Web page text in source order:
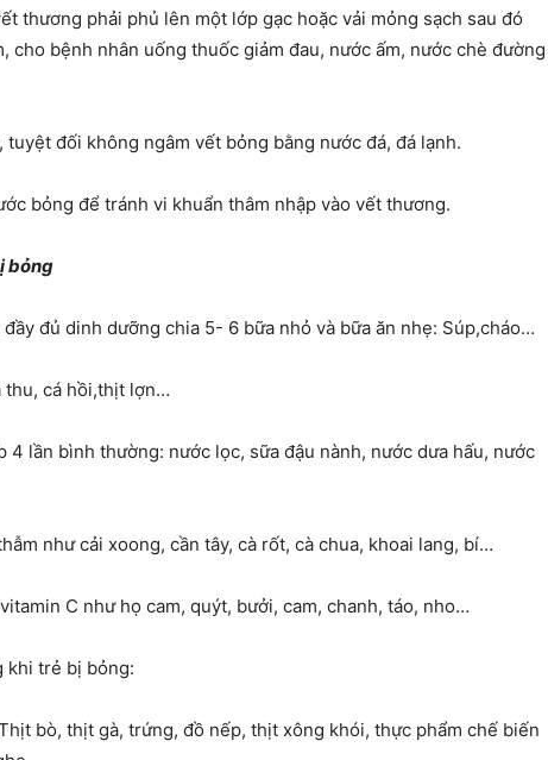
thương phải phủ lên một lớp gạc hoặc vải mỏng sạch sau đó
cho bệnh nhân uống thuốc giảm đau, nước ấm, nước chè đường
đối không ngâm vết bỏng bằng nước đá, đá lạnh.
bỏng để tránh vi khuẩn thâm nhập vào vết thương.
bỏng
đủ dinh dưỡng chia 5- 6 bữa nhỏ và bữa ăn nhẹ: Súp,cháo…
thu, cá hồi,thịt lợn…
4 lần bình thường: nước lọc, sữa đậu nành, nước dưa hấu, nước
như cải xoong, cần tây, cà rốt, cà chua, khoai lang, bí…
C như họ cam, quýt, bưởi, cam, chanh, táo, nho…
khi trẻ bị bỏng:
bò, thịt gà, trứng, đồ nếp, thịt xông khói, thực phẩm chế biến